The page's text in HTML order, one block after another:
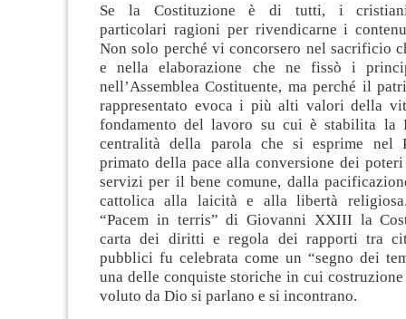
Se la Costituzione è di tutti, i
particolari ragioni per rivendicarne i
Non solo perché vi concorsero nel sacrificio
e nella elaborazione che ne fissò i
nell’Assemblea Costituente, ma perché il
rappresentato evoca i più alti valori della
fondamento del lavoro su cui è stabilita la
centralità della parola che si esprime nel
primato della pace alla conversione dei
servizi per il bene comune, dalla
cattolica alla laicità e alla libertà
“Pacem in terris” di Giovanni XXIII la
carta dei diritti e regola dei rapporti tra
pubblici fu celebrata come un “segno dei
una delle conquiste storiche in cui
voluto da Dio si parlano e si incontrano.